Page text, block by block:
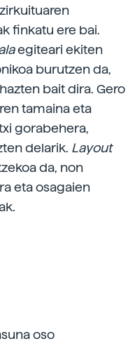
finkatu ere bai.
egiteari ekiten
burutzen da,
bait dira. Gero
tamaina eta
gorabehera,
delarik. Layout
da, non
eta osagaien
oso